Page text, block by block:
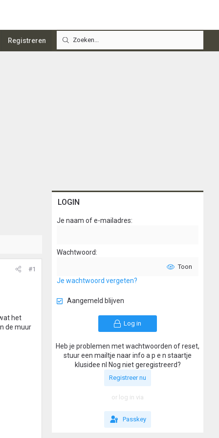
Registreren
#1
het
de muur
LOGIN
Je naam of e-mailadres
Wachtwoord
Toon
Je wachtwoord vergeten?
Aangemeld blijven
Log in
Heb je problemen met wachtwoorden of reset,
stuur een mailtje naar info a p e n staartje
klusidee nl Nog niet geregistreerd?
Registreer nu
or log in via
Passkey